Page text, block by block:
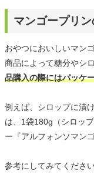
マンゴープリ
おやつにおいしいマン
商品によって糖分やシ
品購入の際にはパッケ
例えば、シロップに漬
は、1袋180g（シロッ
ー『アルフォンソマン
参考にしてみてください